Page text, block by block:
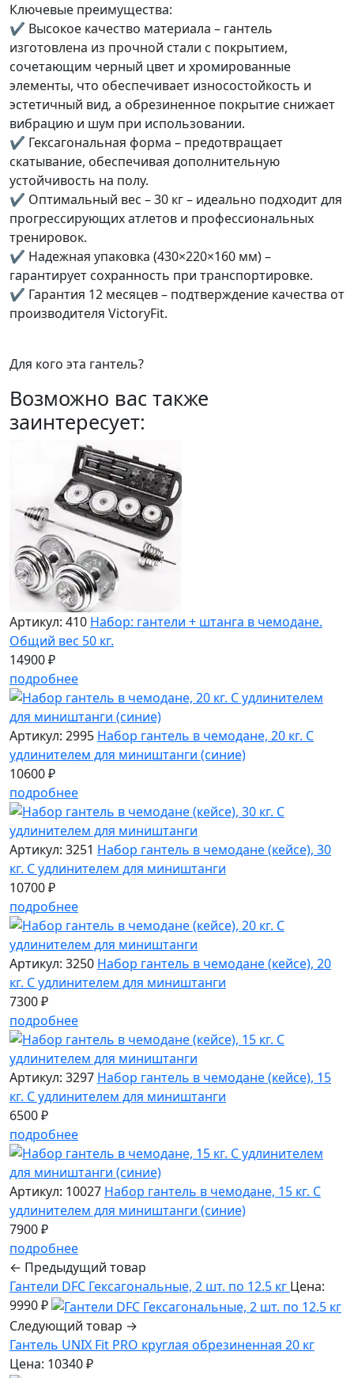
Ключевые преимущества:
✔ Высокое качество материала – гантель
изготовлена из прочной стали с покрытием,
сочетающим черный цвет и хромированные
элементы, что обеспечивает износостойкость и
эстетичный вид, а обрезиненное покрытие снижает
вибрацию и шум при использовании.
✔ Гексагональная форма – предотвращает
скатывание, обеспечивая дополнительную
устойчивость на полу.
✔ Оптимальный вес – 30 кг – идеально подходит для
прогрессирующих атлетов и профессиональных
тренировок.
✔ Надежная упаковка (430×220×160 мм) –
гарантирует сохранность при транспортировке.
✔ Гарантия 12 месяцев – подтверждение качества от
производителя VictoryFit.
Для кого эта гантель?
Возможно вас также
заинтересует:
Артикул: 410 Набор: гантели + штанга в чемодане.
Общий вес 50 кг.
14900 ₽
подробнее
Артикул: 2995 Набор гантель в чемодане, 20 кг. С
удлинителем для миништанги (синие)
10600 ₽
подробнее
Артикул: 3251 Набор гантель в чемодане (кейсе), 30
кг. С удлинителем для миништанги
10700 ₽
подробнее
Артикул: 3250 Набор гантель в чемодане (кейсе), 20
кг. С удлинителем для миништанги
7300 ₽
подробнее
Артикул: 3297 Набор гантель в чемодане (кейсе), 15
кг. С удлинителем для миништанги
6500 ₽
подробнее
Артикул: 10027 Набор гантель в чемодане, 15 кг. С
удлинителем для миништанги (синие)
7900 ₽
подробнее
← Предыдущий товар
Гантели DFC Гексагональные, 2 шт. по 12.5 кг Цена:
9990 ₽
Следующий товар →
Гантель UNIX Fit PRO круглая обрезиненная 20 кг
Цена: 10340 ₽